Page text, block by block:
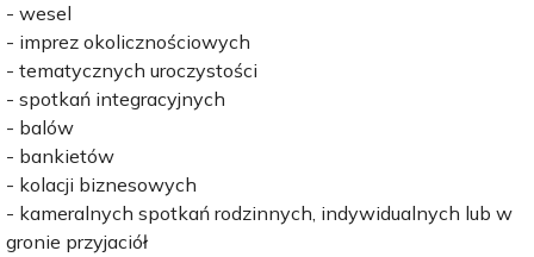
- wesel
- imprez okolicznościowych
- tematycznych uroczystości
- spotkań integracyjnych
- balów
- bankietów
- kolacji biznesowych
- kameralnych spotkań rodzinnych, indywidualnych lub w
gronie przyjaciół